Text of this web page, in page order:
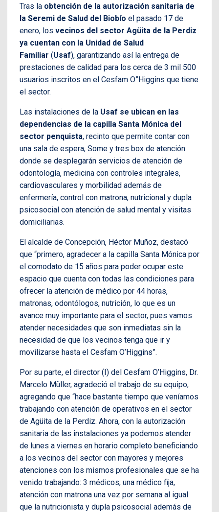
Tras la obtención de la autorización sanitaria de
la Seremi de Salud del Biobío el pasado 17 de
enero, los vecinos del sector Agüita de la Perdiz
ya cuentan con la Unidad de Salud
Familiar (Usaf), garantizando así la entrega de
prestaciones de calidad para los cerca de 3 mil 500
usuarios inscritos en el Cesfam O”Higgins que tiene
el sector.
Las instalaciones de la Usaf se ubican en las
dependencias de la capilla Santa Mónica del
sector penquista, recinto que permite contar con
una sala de espera, Some y tres box de atención
donde se desplegarán servicios de atención de
odontología, medicina con controles integrales,
cardiovasculares y morbilidad además de
enfermería, control con matrona, nutricional y dupla
psicosocial con atención de salud mental y visitas
domiciliarias.
El alcalde de Concepción, Héctor Muñoz, destacó
que “primero, agradecer a la capilla Santa Mónica por
el comodato de 15 años para poder ocupar este
espacio que cuenta con todas las condiciones para
ofrecer la atención de médico por 44 horas,
matronas, odontólogos, nutrición, lo que es un
avance muy importante para el sector, pues vamos
atender necesidades que son inmediatas sin la
necesidad de que los vecinos tenga que ir y
movilizarse hasta el Cesfam O’Higgins”.
Por su parte, el director (I) del Cesfam O’Higgins, Dr.
Marcelo Müller, agradeció el trabajo de su equipo,
agregando que “hace bastante tiempo que veníamos
trabajando con atención de operativos en el sector
de Agüita de la Perdiz. Ahora, con la autorización
sanitaria de las instalaciones ya podemos atender
de lunes a viernes en horario completo beneficiando
a los vecinos del sector con mayores y mejores
atenciones con los mismos profesionales que se ha
venido trabajando: 3 médicos, una médico fija,
atención con matrona una vez por semana al igual
que la nutricionista y dupla psicosocial además de